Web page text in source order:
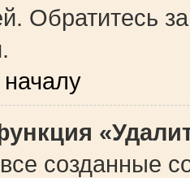
Обратитесь
созданные